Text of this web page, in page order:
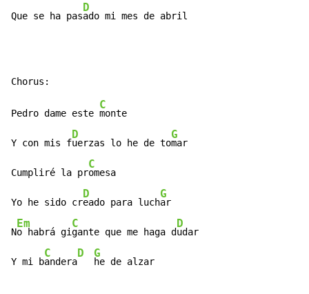
Que se ha pas
D
ado mi mes de abril
Pedro dame este
C
monte
Y con mis f
D
uerzas lo he de to
G
mar
Cumpliré la pr
C
omesa
Yo he sido cr
D
eado para luch
G
ar
N
Em
o habrá gi
C
gante que me haga d
D
udar
Y mi b
C
andera
D G
he de alzar